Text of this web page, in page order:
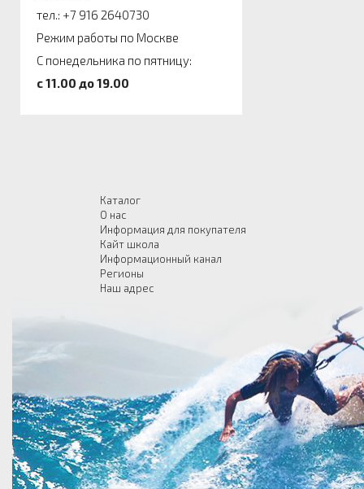
тел.: +7 916 2640730
Режим работы по Москве
С понедельника по пятницу:
c 11.00 до 19.00
Каталог
О нас
Информация для покупателя
Кайт школа
Информационный канал
Регионы
Наш адрес